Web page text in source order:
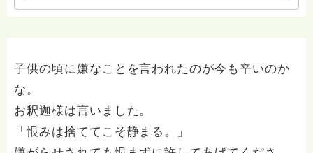
いて、あなたに向き合っています。 ですので、過去の
り受け付けています。お寺への いきなりの電話相談は
ください。 法務を優先させてください。
子供の頃に嫌なことを言われたのが今も辛いのか
な。
お釈迦様は言いました。
「恨みは捨ててこそ静まる。」